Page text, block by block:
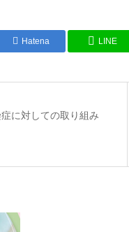
Hatena LINE
に対しての取り組み